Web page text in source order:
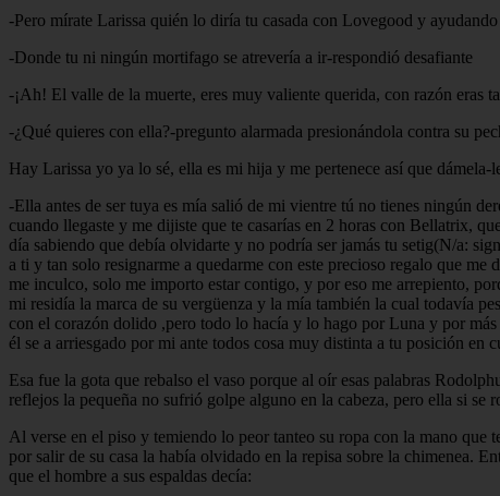
-Pero mírate Larissa quién lo diría tu casada con Lovegood y
-Donde tu ni ningún mortifago se atrevería a ir-respondió desafiante
-¡Ah! El valle de la muerte, eres muy valiente querida, con razón eras
-¿Qué quieres con ella?-pregunto alarmada presionándola contra su
Hay Larissa yo ya lo sé, ella es mi hija y me pertenece así que dámela-
-Ella antes de ser tuya es mía salió de mi vientre tú no tienes ningún
cuando llegaste y me dijiste que te casarías en 2 horas con Bellatrix,
día sabiendo que debía olvidarte y no podría ser jamás tu setig(N/a:
a ti y tan solo resignarme a quedarme con este precioso regalo que
me inculco, solo me importo estar contigo, y por eso me arrepiento,
mi residía la marca de su vergüenza y la mía también la cual todavía
con el corazón dolido ,pero todo lo hacía y lo hago por Luna y por
él se a arriesgado por mi ante todos cosa muy distinta a tu posición en
Esa fue la gota que rebalso el vaso porque al oír esas palabras
reflejos la pequeña no sufrió golpe alguno en la cabeza, pero ella si
Al verse en el piso y temiendo lo peor tanteo su ropa con la mano que
por salir de su casa la había olvidado en la repisa sobre la chimenea.
que el hombre a sus espaldas decía: